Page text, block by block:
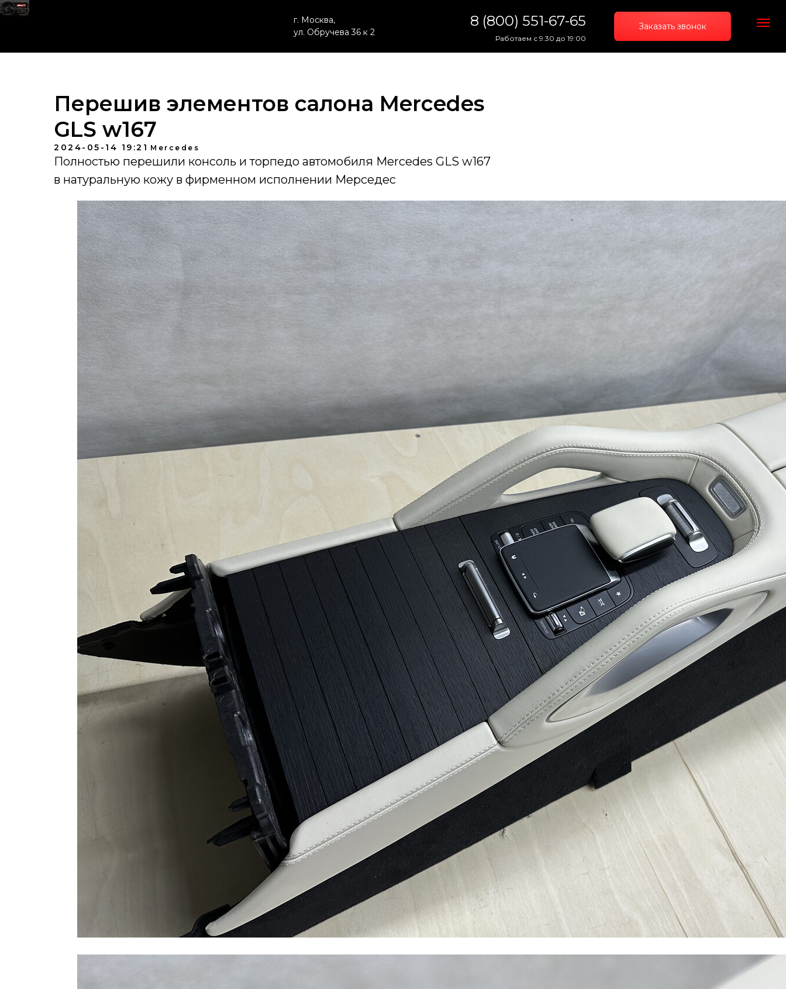
г. Москва,
ул. Обручева 36 к 2
Работаем с 9:30 до 19:00
Заказать звонок
8 (800) 551-67-65
Перешив элементов салона Mercedes
GLS w167
2024-05-14 19:21 Mercedes
Полностью перешили консоль и торпедо автомобиля Mercedes GLS w167
в натуральную кожу в фирменном исполнении Мерседес